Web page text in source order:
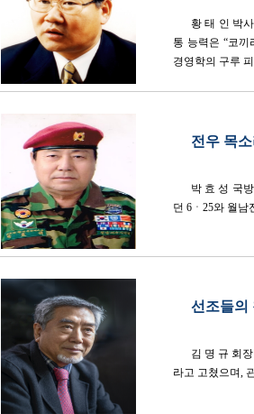
황 태 인 박
통 능력은 “코
경영학의 구루
전우 목
박 효 성 국
던 6ㆍ25와 월
선조들의
김 명 규 회
라고 고쳤으며,